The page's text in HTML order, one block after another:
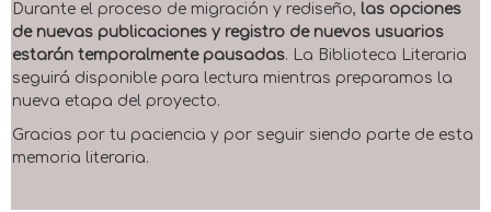
Durante el proceso de migración y rediseño, las opciones
de nuevas publicaciones y registro de nuevos usuarios
estarán temporalmente pausadas. La Biblioteca Literaria
seguirá disponible para lectura mientras preparamos la
nueva etapa del proyecto.
Gracias por tu paciencia y por seguir siendo parte de esta
memoria literaria.